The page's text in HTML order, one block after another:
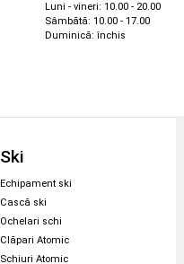
Luni - vineri: 10.00 - 20.00
Sâmbătă: 10.00 - 17.00
Duminică: închis
Ski
Echipament ski
Cască ski
Ochelari schi
Clăpari Atomic
Schiuri Atomic